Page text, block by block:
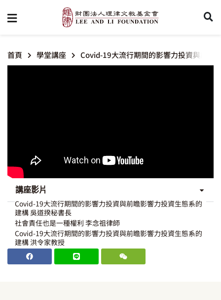
首頁 學堂講座 Covid-19大流行期間的影響力投資與前瞻
講座影片
Covid-19大流行期間的影響力投資與前瞻影響力投資生態系的
建構 吳道揆秘書長
社會責任也是一種權利 李念祖律師
Covid-19大流行期間的影響力投資與前瞻影響力投資生態系的
建構 洪令家教授